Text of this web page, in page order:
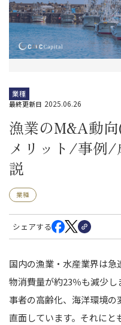
業種
最終更新日 2025.06.26
漁業のM&A動
メリット/事例/
説
業種
シェアする
国内の漁業・水産業界は
物消費量が約23％も減少
事者の高齢化、海洋環境の
直面しています。それにと